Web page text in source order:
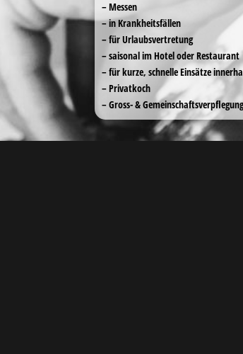
– Messen
– in Krankheitsfällen
– für Urlaubsvertretung
– saisonal im Hotel oder Restaurant
– für kurze, schnelle Einsätze
– Privatkoch
– Gross- &